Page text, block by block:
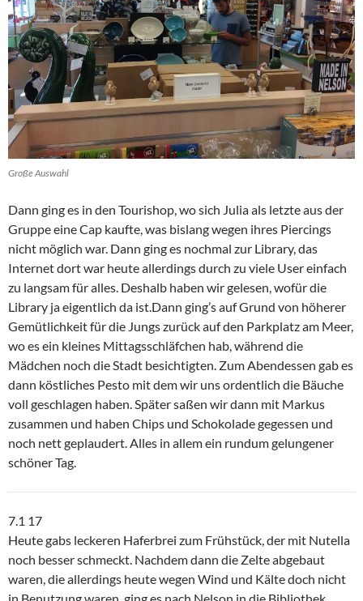
Große Auswahl
Dann ging es in den Tourishop, wo sich Julia als letzte aus der
Gruppe eine Cap kaufte, was bislang wegen ihres Piercings
nicht möglich war. Dann ging es nochmal zur Library, das
Internet dort war heute allerdings durch zu viele User einfach
zu langsam für alles. Deshalb haben wir gelesen, wofür die
Library ja eigentlich da ist.Dann ging’s auf Grund von höherer
Gemütlichkeit für die Jungs zurück auf den Parkplatz am Meer,
wo es ein kleines Mittagsschläfchen hab, während die
Mädchen noch die Stadt besichtigten. Zum Abendessen gab es
dann köstliches Pesto mit dem wir uns ordentlich die Bäuche
voll geschlagen haben. Später saßen wir dann mit Markus
zusammen und haben Chips und Schokolade gegessen und
noch nett geplaudert. Alles in allem ein rundum gelungener
schöner Tag.
7.1 17
Heute gabs leckeren Haferbrei zum Frühstück, der mit Nutella
noch besser schmeckt. Nachdem dann die Zelte abgebaut
waren, die allerdings heute wegen Wind und Kälte doch nicht